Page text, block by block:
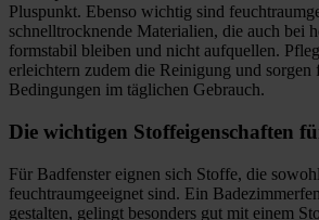
Pluspunkt. Ebenso wichtig sind
schnelltrocknende Materialien, die auch bei
formstabil bleiben und nicht aufquellen.
erleichtern zudem die Reinigung und sorgen
Bedingungen im täglichen Gebrauch.
Die wichtigen Stoffeigenschaften
Für Badfenster eignen sich Stoffe, die
feuchtraumgeeignet sind. Ein
gestalten, gelingt besonders gut mit einem